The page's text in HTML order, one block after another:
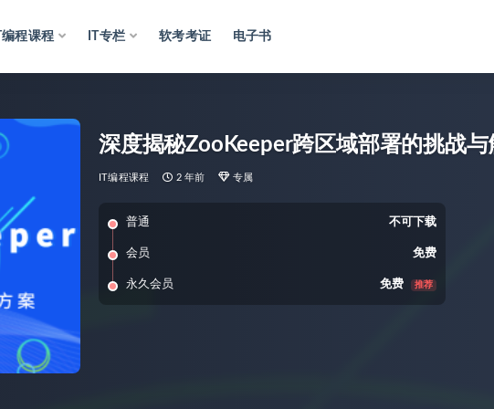
编程课程 IT专栏 软考考证 电子书
深度揭秘ZooKeeper跨区域部署的挑战与
IT编程课程 2 年前 专属
普通 不可下载
会员 免费
永久会员 免费 推荐